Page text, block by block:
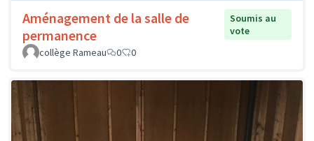
Aménagement de la salle de
permanence
Soumis au
vote
collège Rameau
0 0